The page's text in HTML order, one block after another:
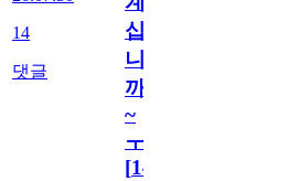
14
댓글
십
니
까
~
ㅜ
[14